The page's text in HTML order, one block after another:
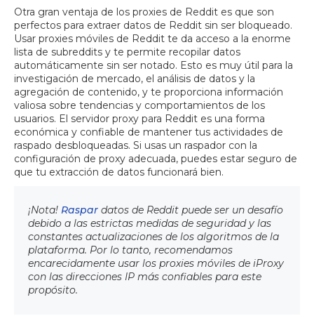
Otra gran ventaja de los proxies de Reddit es que son
perfectos para extraer datos de Reddit sin ser bloqueado.
Usar proxies móviles de Reddit te da acceso a la enorme
lista de subreddits y te permite recopilar datos
automáticamente sin ser notado. Esto es muy útil para la
investigación de mercado, el análisis de datos y la
agregación de contenido, y te proporciona información
valiosa sobre tendencias y comportamientos de los
usuarios. El servidor proxy para Reddit es una forma
económica y confiable de mantener tus actividades de
raspado desbloqueadas. Si usas un raspador con la
configuración de proxy adecuada, puedes estar seguro de
que tu extracción de datos funcionará bien.
¡Nota! Raspar datos de Reddit puede ser un desafío
debido a las estrictas medidas de seguridad y las
constantes actualizaciones de los algoritmos de la
plataforma. Por lo tanto, recomendamos
encarecidamente usar los proxies móviles de iProxy
con las direcciones IP más confiables para este
propósito.